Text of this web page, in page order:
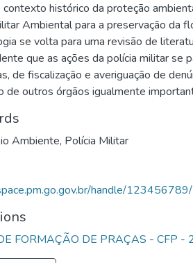
histórico da proteção
Ambiental para a preservação da
se volta para uma revisão de
que as ações da polícia militar se
de fiscalização e averiguação de
de outros órgãos igualmente
Ambiente, Polícia Militar
handle/
FORMAÇÃO DE PRAÇAS - CFP -